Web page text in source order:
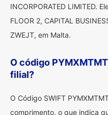
INCORPORATED LIMITED.
FLOOR 2, CAPITAL
ZWEJT, em Malta.
O código
filial?
O Código SWIFT
comprimento, o que indica